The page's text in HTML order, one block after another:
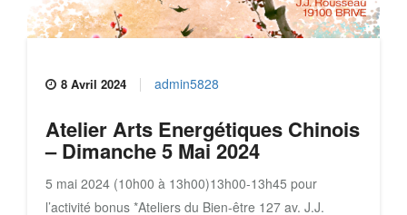
8 Avril 2024 admin5828
Atelier Arts Energétiques Chinois
– Dimanche 5 Mai 2024
5 mai 2024 (10h00 à 13h00)13h00-13h45 pour
l’activité bonus *Ateliers du Bien-être 127 av. J.J.